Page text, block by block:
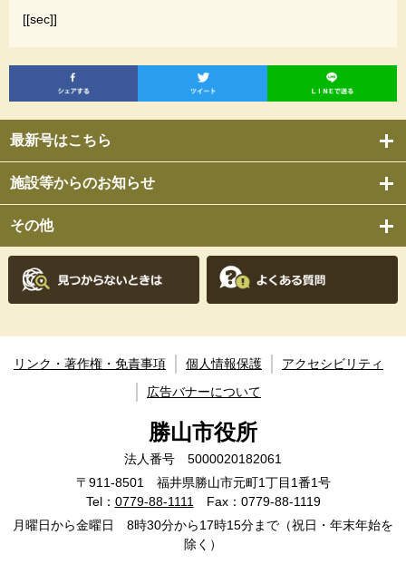
最新号はこちら
施設等からのお知らせ
その他
[[sec]]
リンク・著作権・免責事項 個人情報保護
アクセシビリティ
広告バナーについて
勝山市役所
法人番号 5000020182061
〒911-8501 福井県勝山市元町1丁目1番1号
Tel： 0779-88-1111
Fax：0779-88-1119
月曜日から金曜日 8時30分から17時15分まで（祝日・年末年始を
除く）